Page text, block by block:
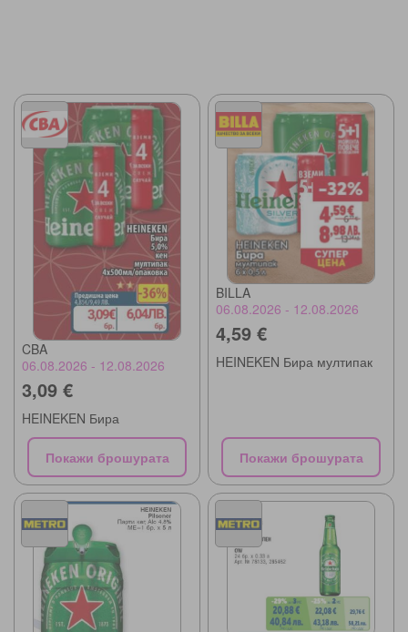
CBA
06.08.2026 - 12.08.2026
3,09 €
HEINEKEN Бира
Покажи брошурата
BILLA
06.08.2026 - 12.08.2026
4,59 €
HEINEKEN Бира мултипак
Покажи брошурата